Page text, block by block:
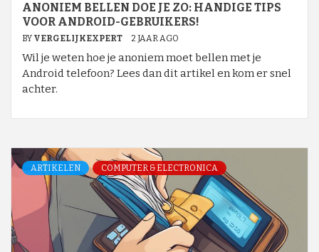
ANONIEM BELLEN DOE JE ZO: HANDIGE TIPS
VOOR ANDROID-GEBRUIKERS!
BY VERGELIJKEXPERT 2 JAAR AGO
Wil je weten hoe je anoniem moet bellen met je
Android telefoon? Lees dan dit artikel en kom er snel
achter.
ARTIKELEN COMPUTER & ELECTRONICA